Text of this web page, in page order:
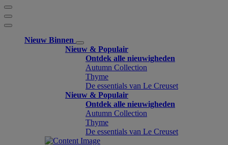
Nieuw Binnen
Nieuw & Populair
Ontdek alle nieuwigheden
Autumn Collection
Thyme
De essentials van Le Creuset
Nieuw & Populair
Ontdek alle nieuwigheden
Autumn Collection
Thyme
De essentials van Le Creuset